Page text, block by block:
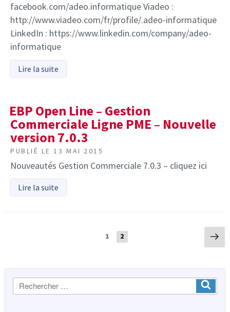
facebook.com/adeo.informatique Viadeo :
http://www.viadeo.com/fr/profile/.adeo-informatique
LinkedIn : https://www.linkedin.com/company/adeo-
informatique
Lire la suite
EBP Open Line – Gestion
Commerciale Ligne PME – Nouvelle
version 7.0.3
PUBLIÉ LE 13 MAI 2015
Nouveautés Gestion Commerciale 7.0.3 – cliquez ici
Lire la suite
1 Page
2
Recherche
: